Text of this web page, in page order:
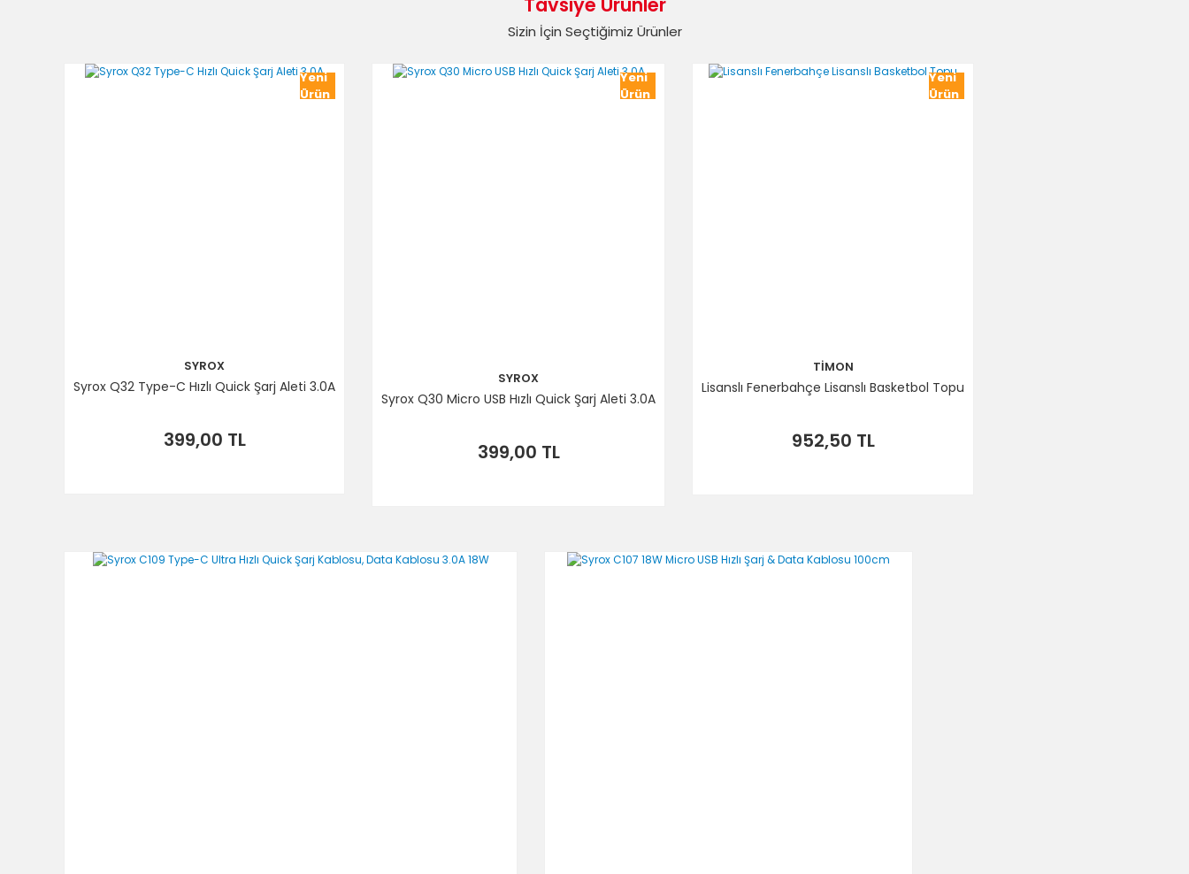
Yorum Yaz
Ürün bilgilerinde hatalar bulunuyor.
Ürün fiyatı diğer sitelerden daha pahalı.
Sizin İçin Seçtiğimiz Ürünler
Yeni
Ürün
SYROX
Syrox Q32 Type-C Hızlı Quick Şarj Aleti 3.0A
399,00 TL
Yeni
Ürün
SYROX
Syrox Q30 Micro USB Hızlı Quick Şarj Aleti 3.0A
399,00 TL
Yeni
Ürün
TİMON
Lisanslı Fenerbahçe Lisanslı Basketbol Topu
952,50 TL